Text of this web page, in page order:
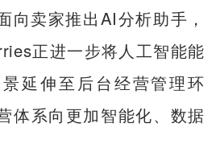
向卖家推出AI分析助手，
正进一步将人工智能能
延伸至后台经营管理环
体系向更加智能化、数据